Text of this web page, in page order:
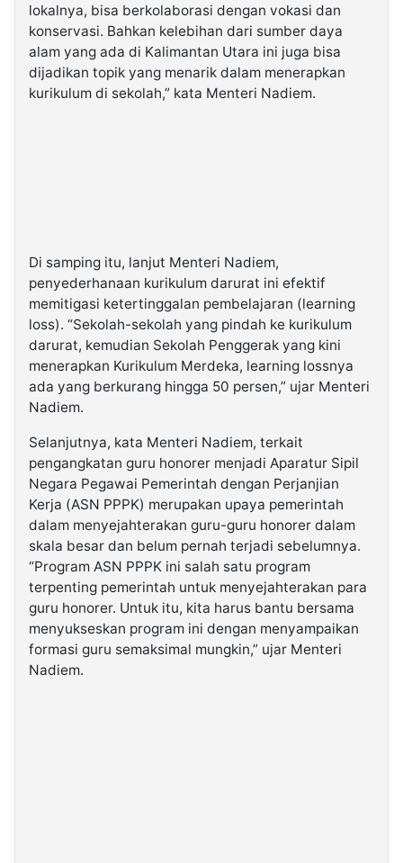
lokalnya, bisa berkolaborasi dengan vokasi dan
konservasi. Bahkan kelebihan dari sumber daya
alam yang ada di Kalimantan Utara ini juga bisa
dijadikan topik yang menarik dalam menerapkan
kurikulum di sekolah,” kata Menteri Nadiem.
Di samping itu, lanjut Menteri Nadiem,
penyederhanaan kurikulum darurat ini efektif
memitigasi ketertinggalan pembelajaran (learning
loss). “Sekolah-sekolah yang pindah ke kurikulum
darurat, kemudian Sekolah Penggerak yang kini
menerapkan Kurikulum Merdeka, learning lossnya
ada yang berkurang hingga 50 persen,” ujar Menteri
Nadiem.
Selanjutnya, kata Menteri Nadiem, terkait
pengangkatan guru honorer menjadi Aparatur Sipil
Negara Pegawai Pemerintah dengan Perjanjian
Kerja (ASN PPPK) merupakan upaya pemerintah
dalam menyejahterakan guru-guru honorer dalam
skala besar dan belum pernah terjadi sebelumnya.
“Program ASN PPPK ini salah satu program
terpenting pemerintah untuk menyejahterakan para
guru honorer. Untuk itu, kita harus bantu bersama
menyukseskan program ini dengan menyampaikan
formasi guru semaksimal mungkin,” ujar Menteri
Nadiem.